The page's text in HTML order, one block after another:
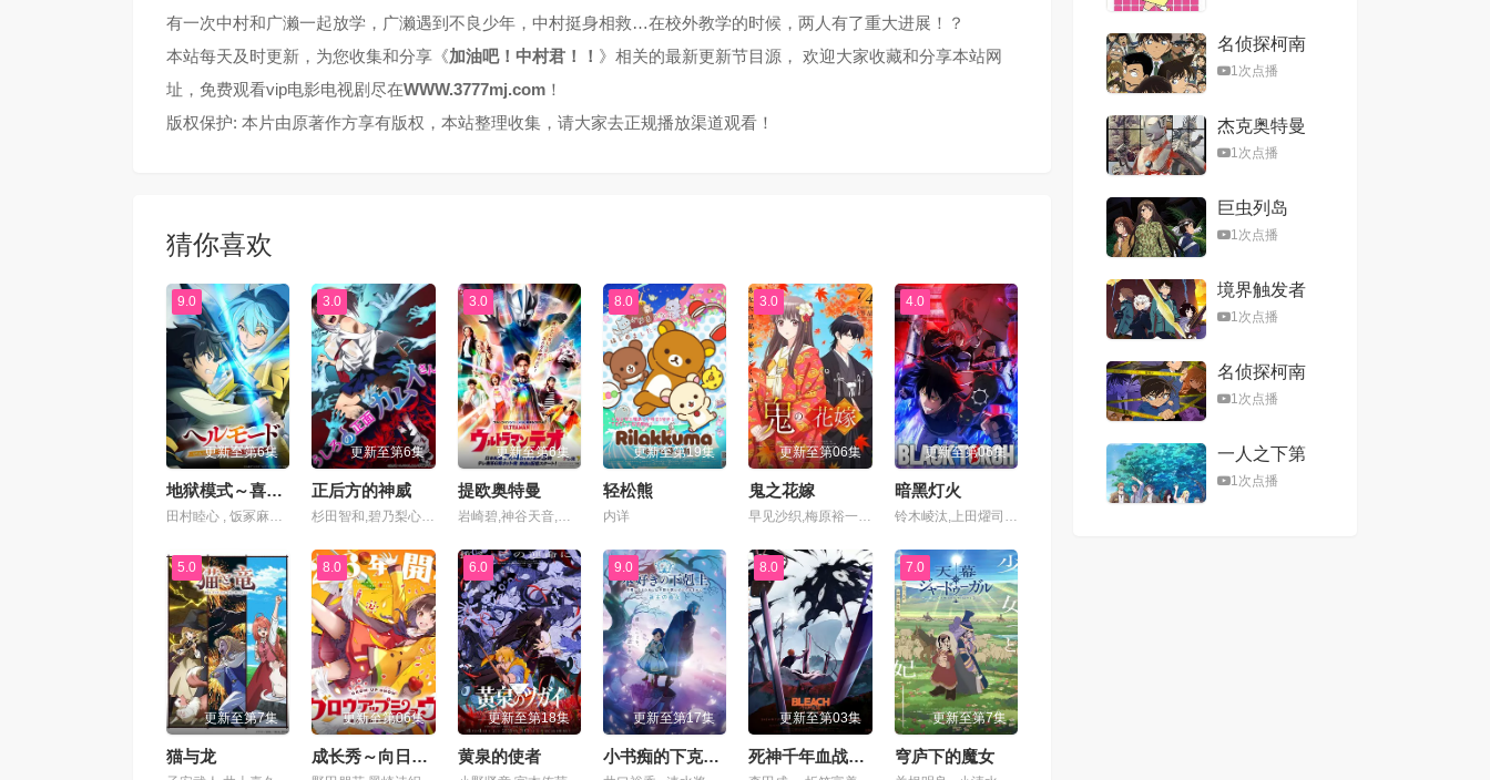
有一次中村和广濑一起放学，广濑遇到不良少年，中村挺身相救…在校外教学的时候，两人有了重大进展！？
本站每天及时更新，为您收集和分享《加油吧！中村君！！ 》相关的最新更新节目源， 欢迎大家收藏和分享本站网
址，免费观看vip电影电视剧尽在WWW.3777mj.com ！
版权保护: 本片由原著作方享有版权，本站整理收集，请大家去正规播放渠道观看！
猜你喜欢
9.0
更新至第6集
地狱模式～喜欢速通游戏的玩家在废设定异世界无双～第二季
田村睦心 , 饭冢麻结 , 畠中祐 , 千本木彩花 , 石川英郎 , 大原沙耶香 , 小市真琴 , 杉田智和 , 千叶翔也 , 三宅麻理惠 , 大塚明夫 , 宫本崇弘 , 樱井孝宏
3.0
更新至第6集
正后方的神威
杉田智和,碧乃梨心,市道真央,相坂优歌,井泽诗织
3.0
更新至第6集
提欧奥特曼
岩崎碧,神谷天音,中田乃爱,上村侑,森本龙马,小林优,槙田雄司,福岛莉拉
8.0
更新至第19集
轻松熊
内详
3.0
更新至第06集
鬼之花嫁
早见沙织,梅原裕一郎,石见舞菜香,逢坂良太,千本木彩花,花江夏树,坂泰斗,岛崎信长,远藤绫,寺泽百花,小桥美忧
4.0
更新至第06集
暗黑灯火
铃木崚汰,上田燿司,千本木彩花,榎木淳弥,诹访部顺一,上田丽奈,森川智之,冈本信彦,辻亲八,甲斐田裕子,大塚芳忠
5.0
更新至第7集
猫与龙
8.0
更新至第06集
成长秀～向日葵马戏团～
6.0
更新至第18集
黄泉的使者
9.0
更新至第17集
小书痴的下克上领主的养女
8.0
更新至第03集
死神千年血战篇-祸进谭-
7.0
更新至第7集
穹庐下的魔女
名侦探柯南
国语版
1次点播
杰克奥特曼
1次点播
巨虫列岛
OVA1次点播
境界触发者
1次点播
名侦探柯南
（普通话）
1次点播
一人之下第
四季1次点播